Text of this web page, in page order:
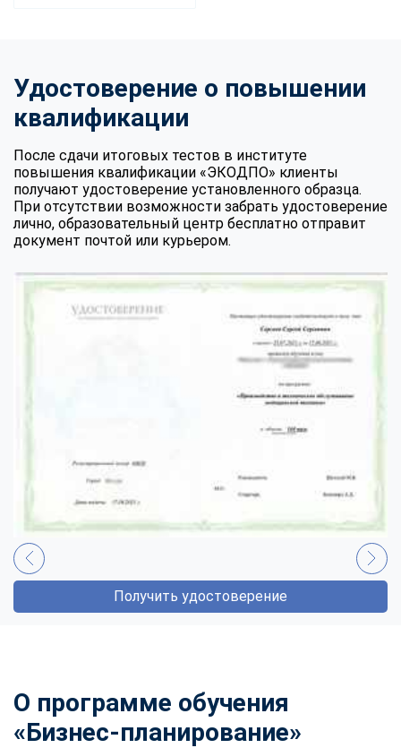
Удостоверение о повышении
квалификации
После сдачи итоговых тестов в институте
повышения квалификации «ЭКОДПО» клиенты
получают удостоверение установленного образца.
При отсутствии возможности забрать удостоверение
лично, образовательный центр бесплатно отправит
документ почтой или курьером.
Получить удостоверение
О программе обучения
«Бизнес-планирование»